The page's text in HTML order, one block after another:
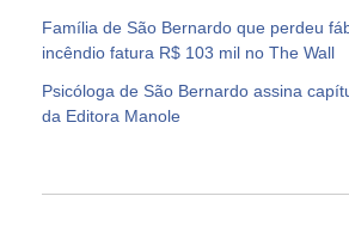
Família de São Bernardo que perdeu
incêndio fatura R$ 103 mil no The Wall
Psicóloga de São Bernardo assina
da Editora Manole